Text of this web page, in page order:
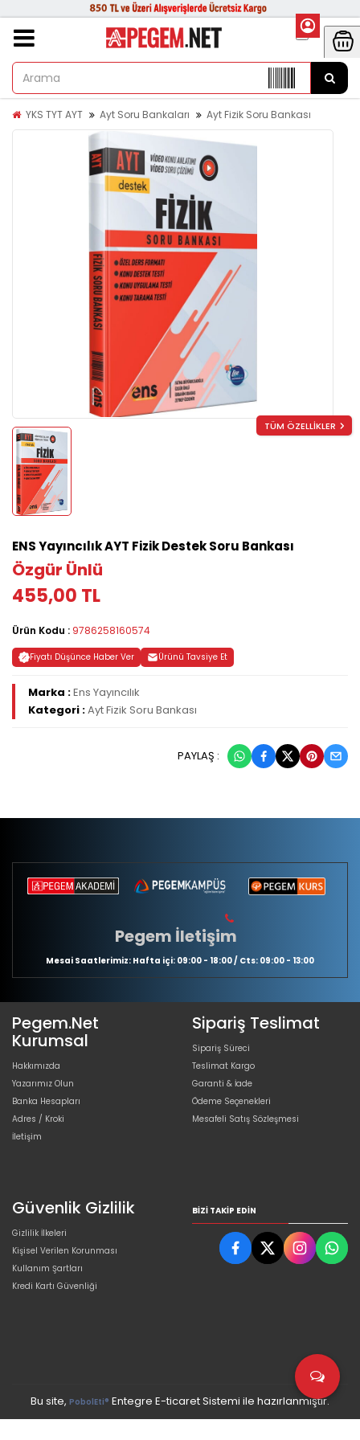
YKS TYT AYT Ayt Soru Bankaları Ayt Fizik Soru Bankası
TÜM ÖZELLİKLER
ENS Yayıncılık AYT Fizik Destek Soru Bankası
Özgür Ünlü
455,00 TL
Ürün Kodu : 9786258160574
Fiyatı Düşünce Haber Ver Ürünü Tavsiye Et
Marka :Ens Yayıncılık
Kategori :Ayt Fizik Soru Bankası
PAYLAŞ :
Pegem İletişim
Mesai Saatlerimiz: Hafta içi: 09:00 - 18:00 / Cts: 09:00 - 13:00
Pegem.Net
Kurumsal
Hakkımızda
Yazarımız Olun
Banka Hesapları
Adres / Kroki
İletişim
Sipariş Teslimat
Sipariş Süreci
Teslimat Kargo
Garanti & İade
Ödeme Seçenekleri
Mesafeli Satış Sözleşmesi
Güvenlik Gizlilik
Gizlilik İlkeleri
Kişisel Verilen Korunması
Kullanım Şartları
Kredi Kartı Güvenliği
BIZI TAKIP EDIN
Bu site, PobolEti® Entegre E-ticaret Sistemi ile hazırlanmıştır.